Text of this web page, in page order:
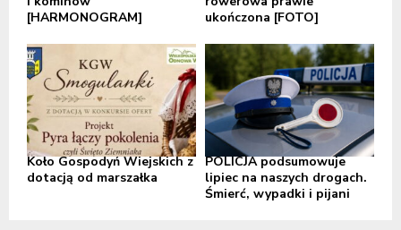
[HARMONOGRAM]
ukończona [FOTO]
Koło Gospodyń Wiejskich z
dotacją od marszałka
POLICJA podsumowuje
lipiec na naszych drogach.
Śmierć, wypadki i pijani